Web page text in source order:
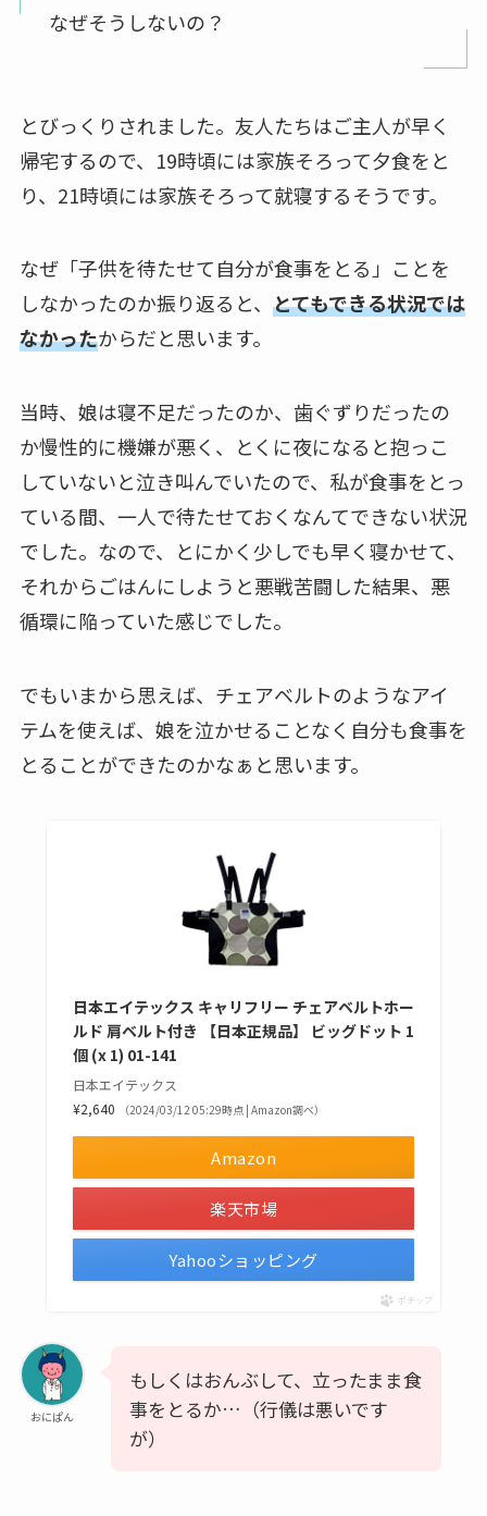
なぜそうしないの？
とびっくりされました。友人たちはご主人が早く
帰宅するので、19時頃には家族そろって夕食をと
り、21時頃には家族そろって就寝するそうです。
なぜ「子供を待たせて自分が食事をとる」ことを
しなかったのか振り返ると、 とてもできる状況では
なかったからだと思います。
当時、娘は寝不足だったのか、歯ぐずりだったの
か慢性的に機嫌が悪く、とくに夜になると抱っこ
していないと泣き叫んでいたので、私が食事をとっ
ている間、一人で待たせておくなんてできない状況
でした。なので、とにかく少しでも早く寝かせて、
それからごはんにしようと悪戦苦闘した結果、悪
循環に陥っていた感じでした。
でもいまから思えば、チェアベルトのようなアイ
テムを使えば、娘を泣かせることなく自分も食事を
とることができたのかなぁと思います。
日本エイテックス キャリフリー チェアベルトホー
ルド 肩ベルト付き 【日本正規品】 ビッグドット 1
個 (x 1) 01-141
日本エイテックス
¥2,640
（2024/03/12 05:29時点 | Amazon調べ）
Amazon
楽天市場
Yahooショッピング
ポチップ
おにぱん
もしくはおんぶして、立ったまま食
事をとるか…（行儀は悪いです
が）